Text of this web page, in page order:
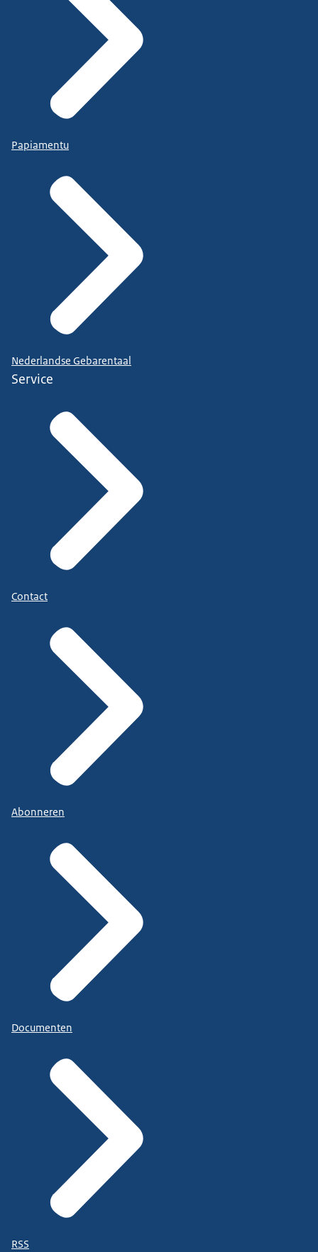
Papiamentu
Nederlandse Gebarentaal
Service
Contact
Abonneren
Documenten
RSS